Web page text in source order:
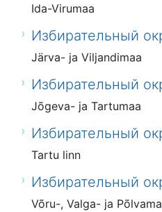
Ida-Virumaa
Избирательный
Järva- ja Viljandimaa
Избирательный
Jõgeva- ja Tartumaa
Избирательный
Tartu linn
Избирательный
Võru-, Valga- ja